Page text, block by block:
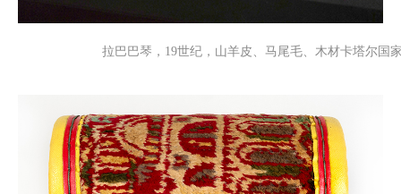
拉巴巴琴，19世纪，山羊皮、马尾毛、木材卡塔尔国